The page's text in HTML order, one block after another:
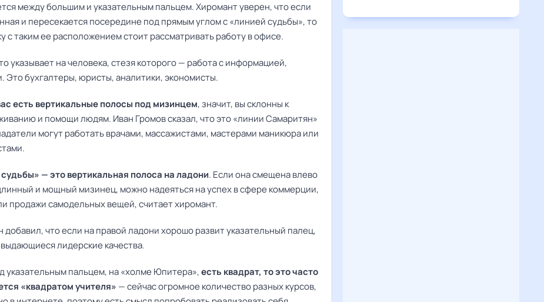
между большим и указательным пальцем. Хиромант уверен, что если
и пересекается посередине под прямым углом с «линией судьбы», то
с таким ее расположением стоит рассматривать работу в офисе.
указывает на человека, стезя которого — работа с информацией,
Это бухгалтеры, юристы, аналитики, экономисты.
есть вертикальные полосы под мизинцем, значит, вы склонны к
и помощи людям. Иван Громов сказал, что это «линии Самаритян»
могут работать врачами, массажистами, мастерами маникюра или
— это вертикальная полоса на ладони. Если она смещена влево
и мощный мизинец, можно надеяться на успех в сфере коммерции,
продажи самодельных вещей, считает хиромант.
добавил, что если на правой ладони хорошо развит указательный палец,
выдающиеся лидерские качества.
указательным пальцем, на «холме Юпитера»,есть квадрат, то это часто
«квадратом учителя» — сейчас огромное количество разных курсов,